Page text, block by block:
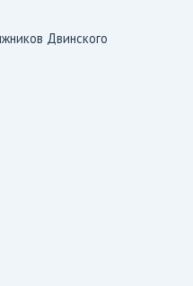
Двинского